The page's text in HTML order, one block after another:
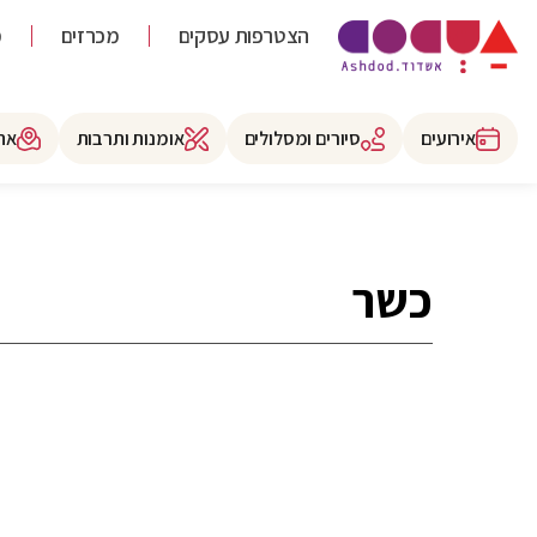
הצטרפות עסקים מכרזים
אירועים סיורים ומסלולים אומנות ותרבות
כשר